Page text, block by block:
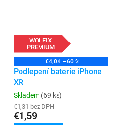
WOLFIX
PREMIUM
€4,04 –60 %
Podlepení baterie iPhone
XR
Skladem (69 ks)
€1,31 bez DPH
€1,59